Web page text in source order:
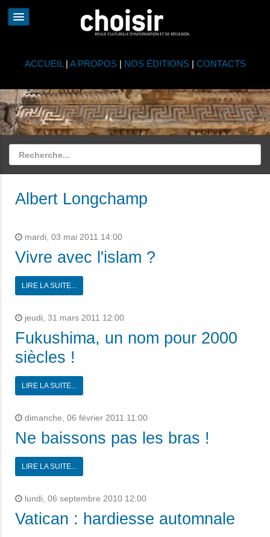
ACCUEIL | A PROPOS| NOS ÉDITIONS| CONTACTS
Albert Longchamp
mardi, 03 mai 2011 14:00
Vivre avec l'islam ?
LIRE LA SUITE...
jeudi, 31 mars 2011 12:00
Fukushima, un nom pour 2000
siècles !
LIRE LA SUITE...
dimanche, 06 février 2011 11:00
Ne baissons pas les bras !
LIRE LA SUITE...
lundi, 06 septembre 2010 12:00
Vatican : hardiesse automnale